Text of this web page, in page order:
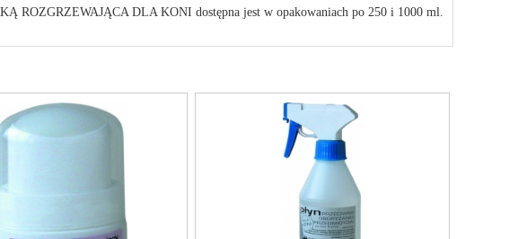
ROZGRZEWAJĄCA DLA KONI dostępna jest w opakowaniach po 250 i 1000 ml.